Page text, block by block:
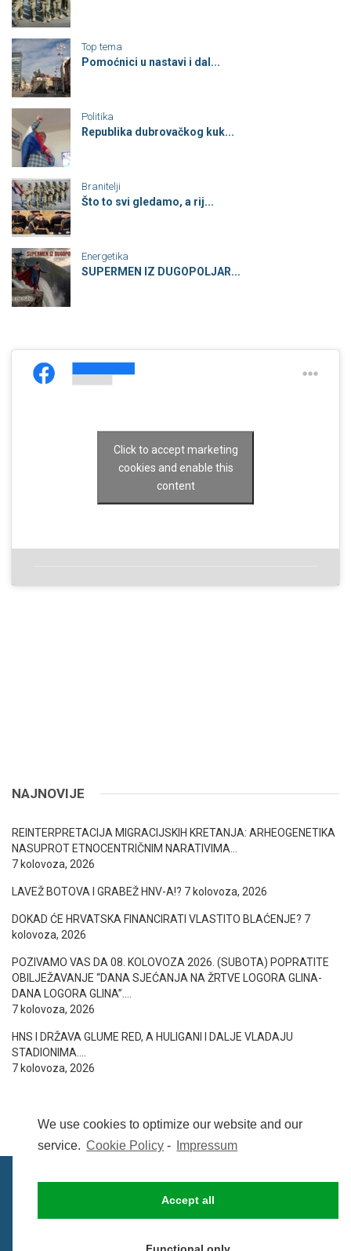
We use cookies to optimize our website and our
service. Cookie Policy - Impressum
Accept all
Top tema
Pomoćnici u nastavi i dal...
Politika
Republika dubrovačkog kuk...
Branitelji
Što to svi gledamo, a rij...
Energetika
SUPERMEN IZ DUGOPOLJAR...
Click to accept marketing
cookies and enable this
content
NAJNOVIJE
REINTERPRETACIJA MIGRACIJSKIH KRETANJA: ARHEOGENETIKA
NASUPROT ETNOCENTRIČNIM NARATIVIMA…
7 kolovoza, 2026
LAVEŽ BOTOVA I GRABEŽ HNV-A!? 7 kolovoza, 2026
DOKAD ĆE HRVATSKA FINANCIRATI VLASTITO BLAĆENJE? 7
kolovoza, 2026
POZIVAMO VAS DA 08. KOLOVOZA 2026. (SUBOTA) POPRATITE
OBILJEŽAVANJE “DANA SJEĆANJA NA ŽRTVE LOGORA GLINA-
DANA LOGORA GLINA”….
7 kolovoza, 2026
HNS I DRŽAVA GLUME RED, A HULIGANI I DALJE VLADAJU
STADIONIMA….
7 kolovoza, 2026
UVIJETI KORIŠTENJA COOKIE POLICY (EU)